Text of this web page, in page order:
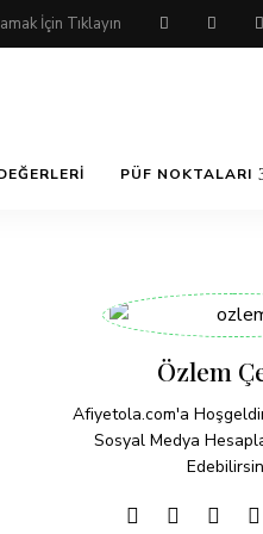
PÜF NOKTALARI
Özlem
Afiyetola.com'a
Sosyal Medya